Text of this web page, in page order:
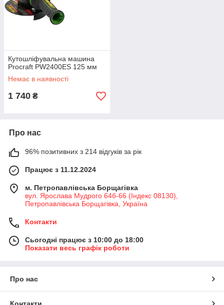
Кутошліфувальна машина
Procraft PW2400ES 125 мм
Немає в наявності
1 740 ₴
Про нас
96% позитивних з 214 відгуків за рік
Працює з 11.12.2024
м. Петропавлівська Борщагівка
вул. Ярослава Мудрого 64б-66 (Індекс 08130),
Петропавлівська Борщагівка, Україна
Контакти
Сьогодні працює з 10:00 до 18:00
Показати весь графік роботи
Про нас